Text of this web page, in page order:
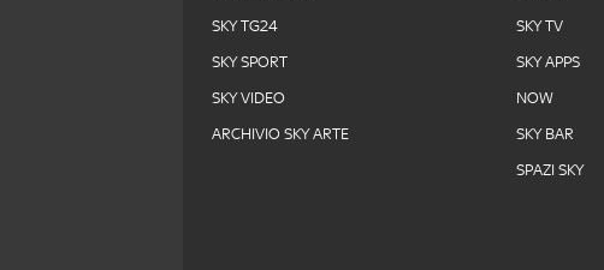
SKY TG24
SKY SPORT
SKY VIDEO
ARCHIVIO SKY ARTE
SKY TV
SKY APPS
NOW
SKY BAR
SPAZI SKY